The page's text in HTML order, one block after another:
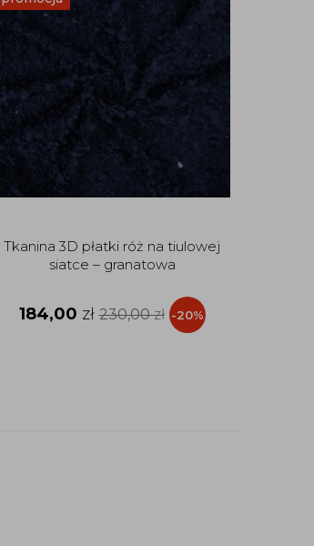
Tkanina 3D płatki róż na tiulowej
siatce – granatowa
184,00 zł 230,00zł -20%